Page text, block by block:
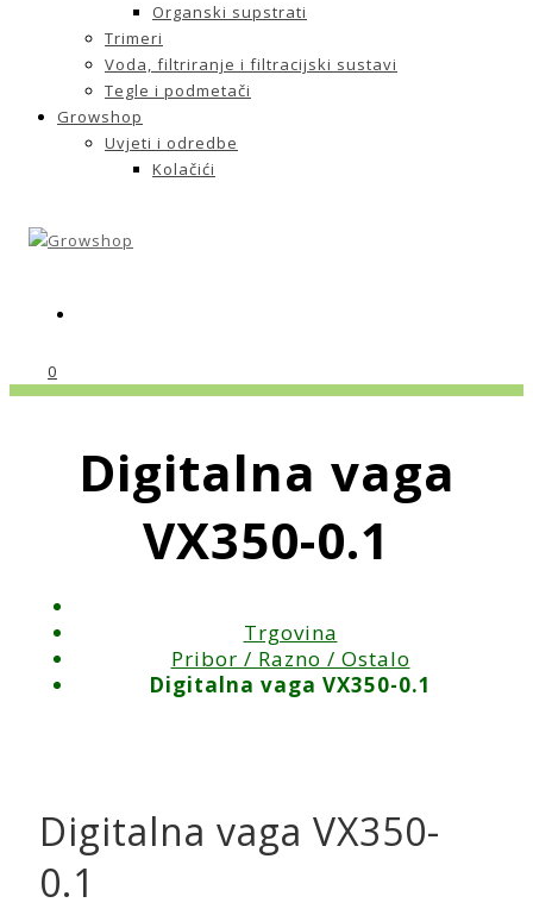
Organski supstrati
Trimeri
Voda, filtriranje i filtracijski sustavi
Tegle i podmetači
Growshop
Uvjeti i odredbe
Kolačići
0
Digitalna vaga
VX350-0.1
Trgovina
Pribor / Razno / Ostalo
Digitalna vaga VX350-0.1
Digitalna vaga VX350-
0.1